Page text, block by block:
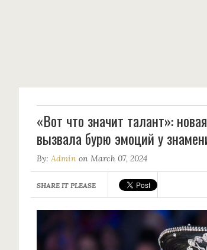
«Вот что значит талант»:
вызвала бурю эмоций у
By: Admin on March 07, 2024
SHARE IT PLEASE